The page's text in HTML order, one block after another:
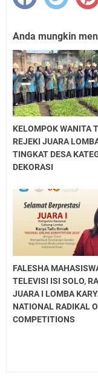
Anda mungkin
KELOMPOK WANITA
REJEKI JUARA
TINGKAT DESA
DEKORASI
FALESHA
TELEVISI ISI SOLO,
JUARA I LOMBA
NATIONAL RADIKAL
COMPETITIONS